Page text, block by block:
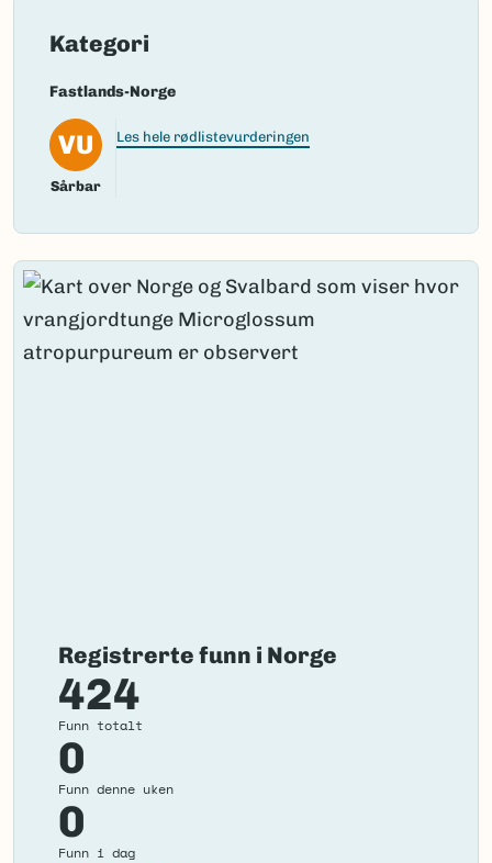
Kategori
Fastlands-Norge
VU
Sårbar
Les hele rødlistevurderingen
Registrerte funn i Norge
424
Funn totalt
0
Funn denne uken
0
Funn i dag